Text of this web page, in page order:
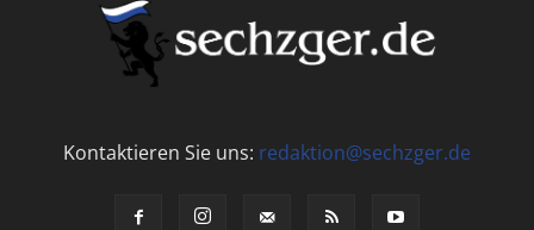
Kontaktieren Sie uns: redaktion@sechzger.de